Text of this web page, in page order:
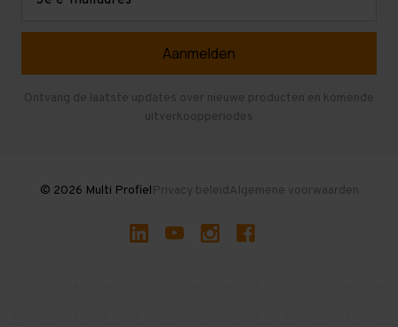
Gebruikte entresolvloeren
Ontvang de laatste updates over nieuwe producten en komende
uitverkoopperiodes
© 2026 Multi ProfielPrivacy beleidAlgemene voorwaarden